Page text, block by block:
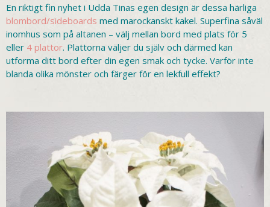
En riktigt fin nyhet i Udda Tinas egen design är dessa härliga
blombord/sideboards med marockanskt kakel. Superfina såväl
inomhus som på altanen – välj mellan bord med plats för 5
eller 4 plattor. Plattorna väljer du själv och därmed kan
utforma ditt bord efter din egen smak och tycke. Varför inte
blanda olika mönster och färger för en lekfull effekt?